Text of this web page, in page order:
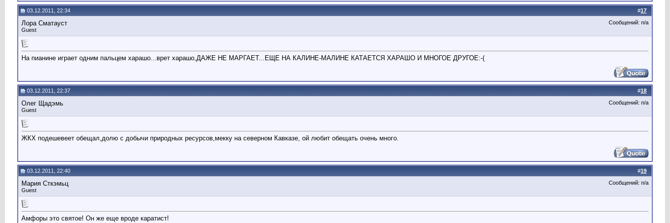
#17
03.12.2011, 22:34
Лора Сматауст
Guest
Сообщений: n/a
На пианине играет одним пальцем харашо...врет харашо,ДАЖЕ НЕ МАРГАЕТ...ЕЩЕ НА КАЛИНЕ-МАЛИНЕ КАТАЕТСЯ ХАРАШО И МНОГОЕ ДРУГОЕ:-(
#18
03.12.2011, 22:37
Олег Щадэмь
Guest
Сообщений: n/a
ЖКХ подешевеет обещал,долю с добычи природных ресурсов,мекку на северном Кавказе, ой любит обещать очень много.
#19
03.12.2011, 22:40
Мария Сткэмьц
Guest
Сообщений: n/a
Амфоры это святое! Он же еще вроде каратист!